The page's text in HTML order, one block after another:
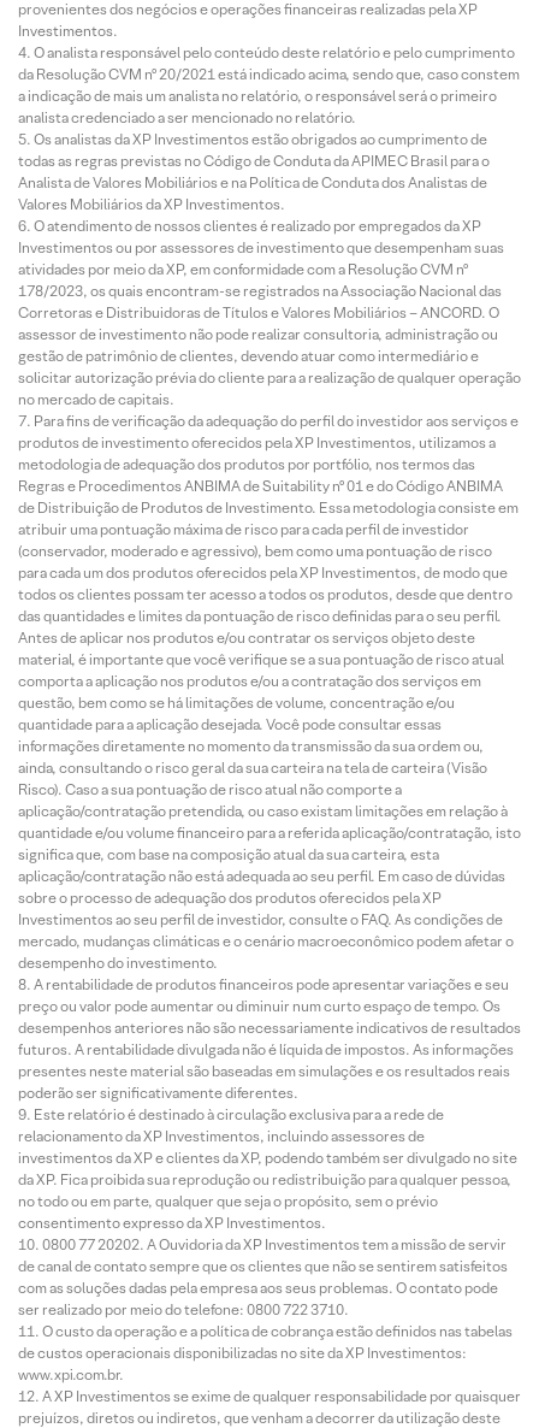
provenientes dos negócios e operações financeiras realizadas pela XP
Investimentos.
O analista responsável pelo conteúdo deste relatório e pelo cumprimento
da Resolução CVM nº 20/2021 está indicado acima, sendo que, caso constem
a indicação de mais um analista no relatório, o responsável será o primeiro
analista credenciado a ser mencionado no relatório.
Os analistas da XP Investimentos estão obrigados ao cumprimento de
todas as regras previstas no Código de Conduta da APIMEC Brasil para o
Analista de Valores Mobiliários e na Política de Conduta dos Analistas de
Valores Mobiliários da XP Investimentos.
O atendimento de nossos clientes é realizado por empregados da XP
Investimentos ou por assessores de investimento que desempenham suas
atividades por meio da XP, em conformidade com a Resolução CVM nº
178/2023, os quais encontram-se registrados na Associação Nacional das
Corretoras e Distribuidoras de Títulos e Valores Mobiliários – ANCORD. O
assessor de investimento não pode realizar consultoria, administração ou
gestão de patrimônio de clientes, devendo atuar como intermediário e
solicitar autorização prévia do cliente para a realização de qualquer operação
no mercado de capitais.
Para fins de verificação da adequação do perfil do investidor aos serviços e
produtos de investimento oferecidos pela XP Investimentos, utilizamos a
metodologia de adequação dos produtos por portfólio, nos termos das
Regras e Procedimentos ANBIMA de Suitability nº 01 e do Código ANBIMA
de Distribuição de Produtos de Investimento. Essa metodologia consiste em
atribuir uma pontuação máxima de risco para cada perfil de investidor
(conservador, moderado e agressivo), bem como uma pontuação de risco
para cada um dos produtos oferecidos pela XP Investimentos, de modo que
todos os clientes possam ter acesso a todos os produtos, desde que dentro
das quantidades e limites da pontuação de risco definidas para o seu perfil.
Antes de aplicar nos produtos e/ou contratar os serviços objeto deste
material, é importante que você verifique se a sua pontuação de risco atual
comporta a aplicação nos produtos e/ou a contratação dos serviços em
questão, bem como se há limitações de volume, concentração e/ou
quantidade para a aplicação desejada. Você pode consultar essas
informações diretamente no momento da transmissão da sua ordem ou,
ainda, consultando o risco geral da sua carteira na tela de carteira (Visão
Risco). Caso a sua pontuação de risco atual não comporte a
aplicação/contratação pretendida, ou caso existam limitações em relação à
quantidade e/ou volume financeiro para a referida aplicação/contratação, isto
significa que, com base na composição atual da sua carteira, esta
aplicação/contratação não está adequada ao seu perfil. Em caso de dúvidas
sobre o processo de adequação dos produtos oferecidos pela XP
Investimentos ao seu perfil de investidor, consulte o FAQ. As condições de
mercado, mudanças climáticas e o cenário macroeconômico podem afetar o
desempenho do investimento.
A rentabilidade de produtos financeiros pode apresentar variações e seu
preço ou valor pode aumentar ou diminuir num curto espaço de tempo. Os
desempenhos anteriores não são necessariamente indicativos de resultados
futuros. A rentabilidade divulgada não é líquida de impostos. As informações
presentes neste material são baseadas em simulações e os resultados reais
poderão ser significativamente diferentes.
Este relatório é destinado à circulação exclusiva para a rede de
relacionamento da XP Investimentos, incluindo assessores de
investimentos da XP e clientes da XP, podendo também ser divulgado no site
da XP. Fica proibida sua reprodução ou redistribuição para qualquer pessoa,
no todo ou em parte, qualquer que seja o propósito, sem o prévio
consentimento expresso da XP Investimentos.
0800 77 20202. A Ouvidoria da XP Investimentos tem a missão de servir
de canal de contato sempre que os clientes que não se sentirem satisfeitos
com as soluções dadas pela empresa aos seus problemas. O contato pode
ser realizado por meio do telefone: 0800 722 3710.
O custo da operação e a política de cobrança estão definidos nas tabelas
de custos operacionais disponibilizadas no site da XP Investimentos:
www.xpi.com.br.
A XP Investimentos se exime de qualquer responsabilidade por quaisquer
prejuízos, diretos ou indiretos, que venham a decorrer da utilização deste